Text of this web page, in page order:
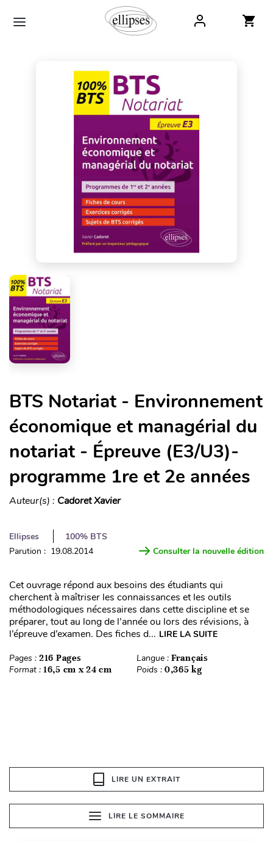
BTS Notariat - Environnement
économique et managérial du
notariat - Épreuve (E3/U3)-
programme 1re et 2e années
Auteur(s) : Cadoret Xavier
Ellipses
100% BTS
Parution : 19.08.2014
Consulter la nouvelle édition
Cet ouvrage répond aux besoins des étudiants qui
cherchent à maîtriser les connaissances et les outils
méthodologiques nécessaires dans cette discipline et se
préparer, tout au long de l’année ou lors des révisions, à
l’épreuve d’examen. Des fiches d... LIRE LA SUITE
Pages : 216 Pages Langue : Français
Format : 16,5 cm x 24 cm Poids : 0,365 kg
LIRE UN EXTRAIT
LIRE LE SOMMAIRE